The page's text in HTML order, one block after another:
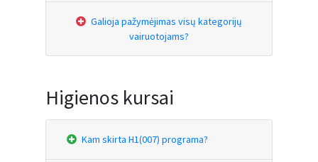
Galioja pažymėjimas visų kategorijų
vairuotojams?
Higienos kursai
Kam skirta H1(007) programa?